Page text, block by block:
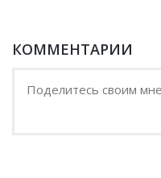
КОММЕНТАРИИ